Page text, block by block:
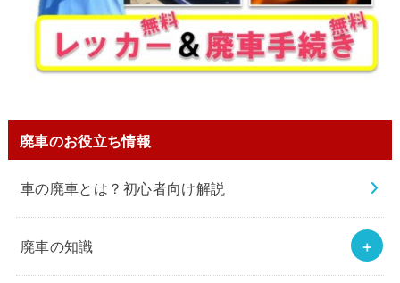
廃車のお役立ち情報
車の廃車とは？初心者向け解説
廃車の知識